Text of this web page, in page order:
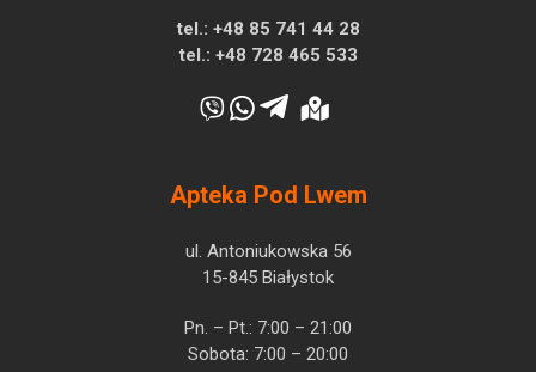
tel.: +48 85 741 44 28
tel.: +48 728 465 533
Apteka Pod Lwem
ul. Antoniukowska 56
15-845 Białystok
Pn. – Pt.: 7:00 – 21:00
Sobota: 7:00 – 20:00